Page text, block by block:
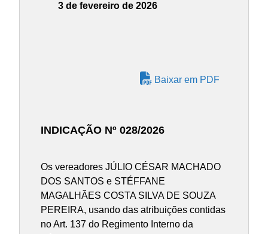
3 de fevereiro de 2026
Baixar em PDF
INDICAÇÃO Nº 028/2026
Os vereadores JÚLIO CÉSAR MACHADO
DOS SANTOS e STÉFFANE
MAGALHÃES COSTA SILVA DE SOUZA
PEREIRA, usando das atribuições contidas
no Art. 137 do Regimento Interno da